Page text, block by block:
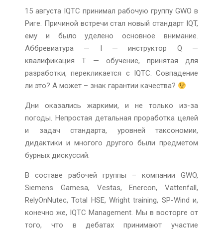
15 августа IQTC принимал рабочую группу GWO в
Риге. Причиной встречи стал новый стандарт IQT,
ему и было уделено основное внимание.
Аббревиатура — I — инструктор Q —
квалификация T — обучение, принятая для
разработки, перекликается с IQTC. Совпадение
ли это? А может – знак гарантии качества?
Дни оказались жаркими, и не только из-за
погоды. Непростая детальная проработка целей
и задач стандарта, уровней таксономии,
дидактики и многого другого были предметом
бурных дискуссий.
В составе рабочей группы – компании GWO,
Siemens Gamesa, Vestas, Enercon, Vattenfall,
RelyOnNutec, Total HSE, Wright training, SP-Wind и,
конечно же, IQTC Management. Мы в восторге от
того, что в дебатах принимают участие